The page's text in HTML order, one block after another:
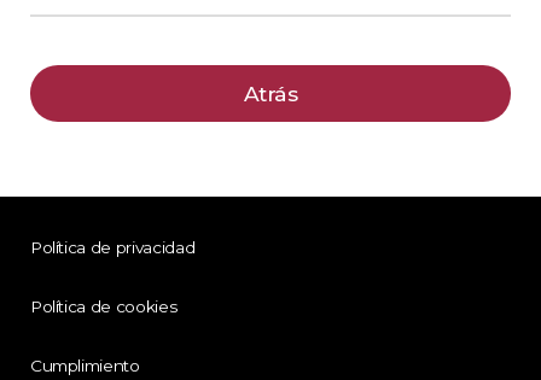
Atrás
Política de privacidad
Política de cookies
Cumplimiento